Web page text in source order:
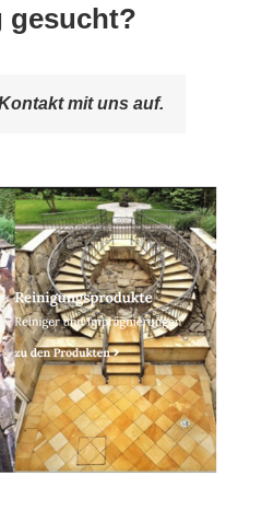
gesucht?
mit uns auf.